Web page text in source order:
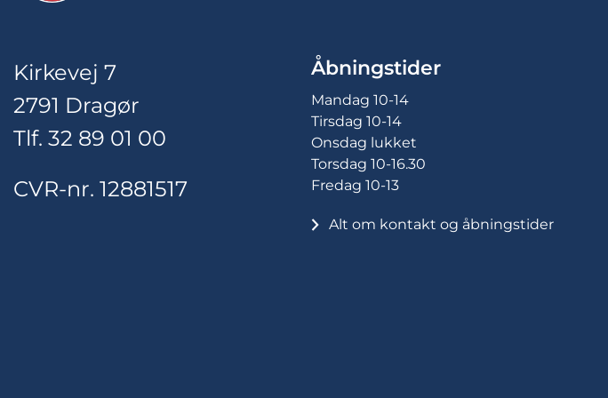
Kirkevej 7
2791 Dragør
Tlf. 32 89 01 00
CVR-nr. 12881517
Åbningstider
Mandag 10-14
Tirsdag 10-14
Onsdag lukket
Torsdag 10-16.30
Fredag 10-13
Alt om kontakt og åbningstider